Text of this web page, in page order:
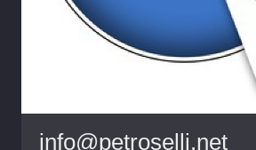
info@petroselli.net